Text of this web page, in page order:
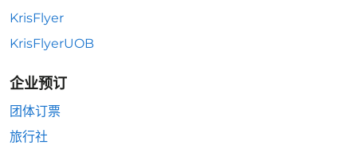
KrisFlyer
KrisFlyerUOB
企业预订
团体订票
旅行社